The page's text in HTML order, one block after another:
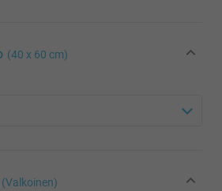
(40 x 60 cm)
(Valkoinen)